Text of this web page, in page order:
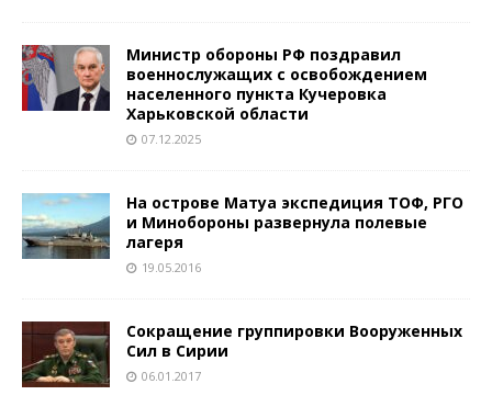
Министр обороны РФ поздравил
военнослужащих с освобождением
населенного пункта Кучеровка
Харьковской области
07.12.2025
На острове Матуа экспедиция ТОФ, РГО
и Минобороны развернула полевые
лагеря
19.05.2016
Сокращение группировки Вооруженных
Сил в Сирии
06.01.2017